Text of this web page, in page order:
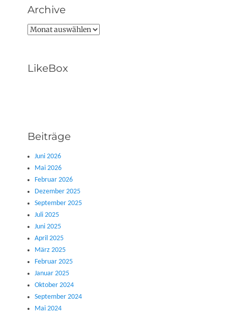
Archive
Archive
LikeBox
Beiträge
Juni 2026
Mai 2026
Februar 2026
Dezember 2025
September 2025
Juli 2025
Juni 2025
April 2025
März 2025
Februar 2025
Januar 2025
Oktober 2024
September 2024
Mai 2024